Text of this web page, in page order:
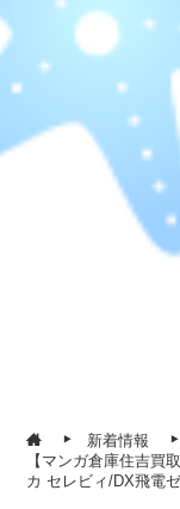
新着情報
【マンガ倉庫住吉買
カ セレビィ/DX飛電